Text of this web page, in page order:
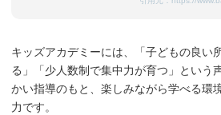
キッズアカデミーには、「子どもの良い
る」「少人数制で集中力が育つ」という
かい指導のもと、楽しみながら学べる環
力です。